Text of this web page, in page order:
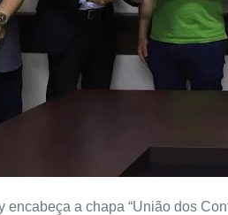
encabeça a chapa “União dos